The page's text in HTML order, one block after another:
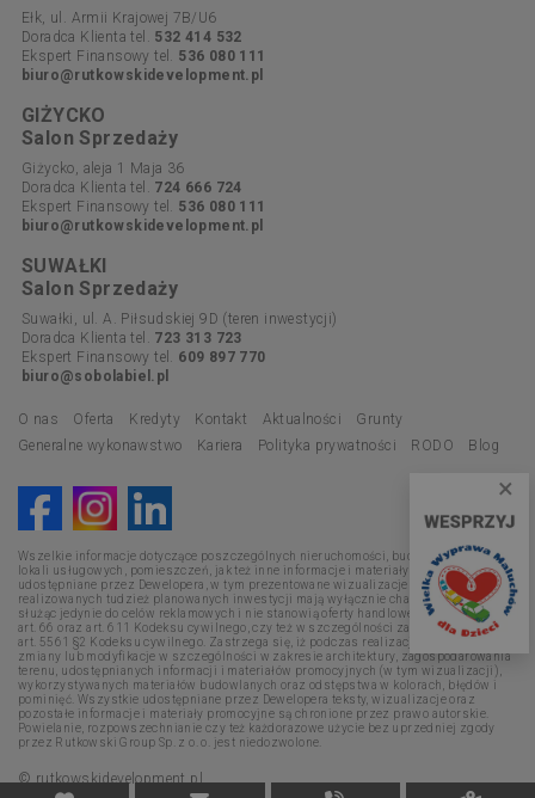
×
Ełk, ul. Armii Krajowej 7B/U6
Doradca Klienta tel. 532 414 532
Ekspert Finansowy tel. 536 080 111
biuro@rutkowskidevelopment.pl
GIŻYCKO
Salon Sprzedaży
Giżycko, aleja 1 Maja 36
Doradca Klienta tel. 724 666 724
Ekspert Finansowy tel. 536 080 111
biuro@rutkowskidevelopment.pl
SUWAŁKI
Salon Sprzedaży
Suwałki, ul. A. Piłsudskiej 9D (teren inwestycji)
Doradca Klienta tel. 723 313 723
Ekspert Finansowy tel. 609 897 770
biuro@sobolabiel.pl
O nas Oferta Kredyty Kontakt Aktualności
Grunty
Generalne wykonawstwo
Kariera Polityka prywatności RODO Blog
Wszelkie informacje dotyczące poszczególnych nieruchomości, budynków, mieszkań,
lokali usługowych, pomieszczeń, jak też inne informacje i materiały promocyjne
udostępniane przez Dewelopera, w tym prezentowane wizualizacje i opisy
realizowanych tudzież planowanych inwestycji mają wyłącznie charakter poglądowy,
służąc jedynie do celów reklamowych i nie stanowią oferty handlowej w rozumieniu
art. 66 oraz art. 611 Kodeksu cywilnego, czy też w szczególności zapewnienia w myśl
art. 5561 §2 Kodeksu cywilnego. Zastrzega się, iż podczas realizacji mogą nastąpić
zmiany lub modyfikacje w szczególności w zakresie architektury, zagospodarowania
terenu, udostępnianych informacji i materiałów promocyjnych (w tym wizualizacji),
wykorzystywanych materiałów budowlanych oraz odstępstwa w kolorach, błędów i
pominięć. Wszystkie udostępniane przez Dewelopera teksty, wizualizacje oraz
pozostałe informacje i materiały promocyjne są chronione przez prawo autorskie.
Powielanie, rozpowszechnianie czy też każdorazowe użycie bez uprzedniej zgody
przez Rutkowski Group Sp. z o. o. jest niedozwolone.
© rutkowskidevelopment.pl